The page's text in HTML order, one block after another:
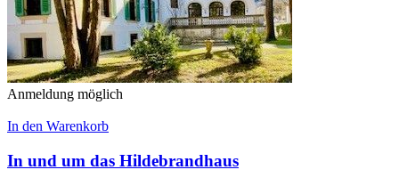
Anmeldung möglich
In den Warenkorb
In und um das Hildebrandhaus